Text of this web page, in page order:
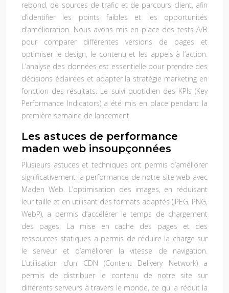
rebond, de sources de trafic et de parcours client, afin
d’identifier les points faibles et les opportunités
d’amélioration. Nous avons mis en place des tests A/B
pour comparer différentes versions de pages et
optimiser le design, le contenu et les appels à l’action.
L’analyse des données est essentielle pour prendre des
décisions éclairées et adapter la stratégie marketing en
fonction des résultats. Le suivi quotidien des KPIs (Key
Performance Indicators) a été mis en place pendant la
première semaine de lancement.
Les astuces de performance
maden web insoupçonnées
Plusieurs astuces et techniques ont permis d’améliorer
significativement la performance de notre site web avec
Maden Web. L’optimisation des images, en réduisant
leur taille et en utilisant des formats adaptés (JPEG, PNG,
WebP), a permis d’accélérer le temps de chargement
des pages. La mise en cache des pages et des
ressources statiques a permis de réduire la charge sur
le serveur et d’améliorer la vitesse de navigation.
L’utilisation d’un CDN (Content Delivery Network) a
permis de distribuer le contenu de notre site sur
différents serveurs à travers le monde, ce qui a réduit la